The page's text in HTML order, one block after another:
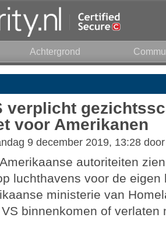
Achtergrond
verplicht
voor Amerikanen
9 december 2019, 13:28
autoriteiten
luchthavens voor de
ministerie van
binnenkomen of